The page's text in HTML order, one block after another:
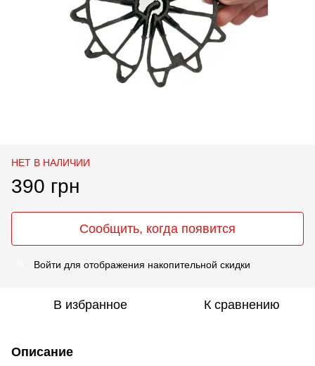
НЕТ В НАЛИЧИИ
390 грн
Сообщить, когда появится
Войти для отображения накопительной скидки
В избранное К сравнению
Описание